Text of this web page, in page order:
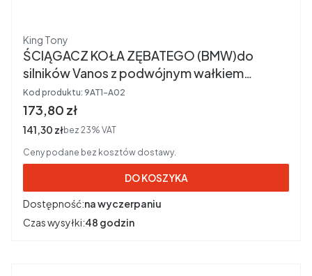
Producent
King Tony
ŚCIĄGACZ KOŁA ZĘBATEGO (BMW)do
silników Vanos z podwójnym wałkiem
rozrządu King Tony 9AT1-A02
Kod produktu: 9AT1-A02
Cena brutto
173,80 zł
Cena netto
141,30 złbez 23% VAT
Ceny podane bez kosztów dostawy.
DO KOSZYKA
Dostępność:na wyczerpaniu
Czas wysyłki:48 godzin